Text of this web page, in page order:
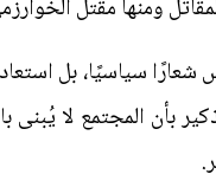
ومنها مقتل
سياسيًا، بل
بأن المجتمع لا يُبنى